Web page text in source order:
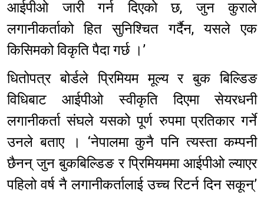
आईपीओ जारी गर्न दिएको छ, जुन कुराले
लगानीकर्ताको हित सुनिश्चित गर्दैन, यसले एक
किसिमको विकृति पैदा गर्छ ।’
धितोपत्र बोर्डले प्रिमियम मूल्य र बुक बिल्डिङ
विधिबाट आईपीओ स्वीकृति दिएमा सेयरधनी
लगानीकर्ता संघले यसको पूर्ण रुपमा प्रतिकार गर्ने
उनले बताए । ‘नेपालमा कुनै पनि त्यस्ता कम्पनी
छैनन् जुन बुकबिल्डिङ र प्रिमियममा आईपीओ ल्याएर
पहिलो वर्ष नै लगानीकर्तालाई उच्च रिटर्न दिन सकून्’